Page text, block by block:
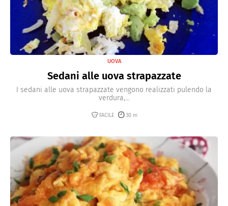
UOVA
Sedani alle uova strapazzate
I sedani alle uova strapazzate vengono realizzati pulendo la
verdura,...
FACILE 30 m